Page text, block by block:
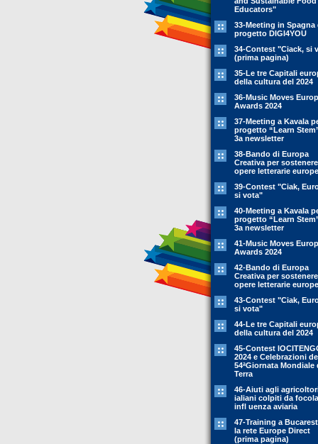
Educators"
33-Meeting in Spagna
progetto DIGI4YOU
34-Contest "Ciack, si
(prima pagina)
35-Le tre Capitali
della cultura del 2024
36-Music Moves
Awards 2024
37-Meeting a Kavala
progetto “Learn
3a newsletter
38-Bando di Europa
Creativa per
opere letterarie
39-Contest "Ciak,
si vota"
40-Meeting a Kavala
progetto “Learn
3a newsletter
41-Music Moves
Awards 2024
42-Bando di Europa
Creativa per
opere letterarie
43-Contest "Ciak,
si vota"
44-Le tre Capitali
della cultura del 2024
45-Contest
2024 e Celebrazioni
54ªGiornata Mondiale
Terra
46-Aiuti agli
ialiani colpiti da
infl uenza aviaria
47-Training a
la rete Europe Direct
(prima pagina)